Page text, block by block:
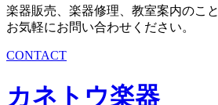
楽器販売、楽器修理、教室案内のこと
お気軽にお問い合わせください。
CONTACT
カネトウ楽器